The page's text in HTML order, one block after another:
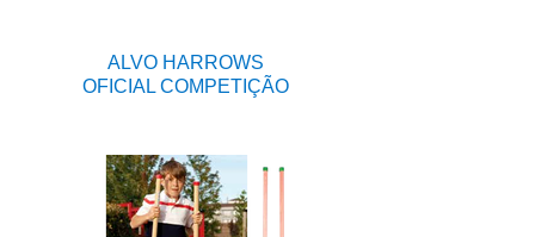
ALVO HARROWS
OFICIAL COMPETIÇÃO